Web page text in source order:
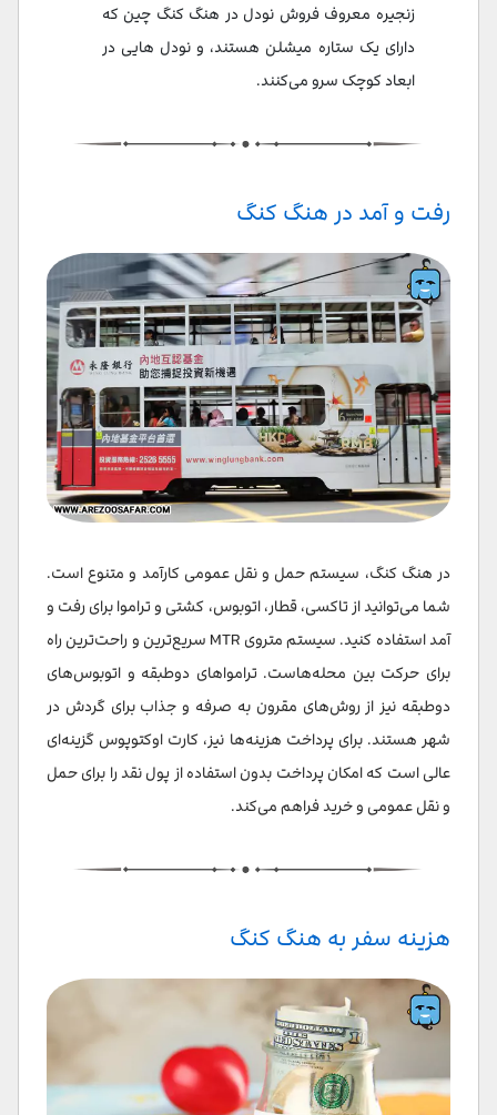
زنجیره معروف فروش نودل در هنگ کنگ چین که
دارای یک ستاره میشلن هستند، و نودل هایی در
ابعاد کوچک سرو می‌کنند.
رفت و آمد در هنگ کنگ
در هنگ کنگ، سیستم حمل و نقل عمومی کارآمد و متنوع است.
شما می‌توانید از تاکسی، قطار، اتوبوس، کشتی و تراموا برای رفت و
آمد استفاده کنید. سیستم متروی MTR سریع‌ترین و راحت‌ترین راه
برای حرکت بین محله‌هاست. ترامواهای دوطبقه و اتوبوس‌های
دوطبقه نیز از روش‌های مقرون به صرفه و جذاب برای گردش در
شهر هستند. برای پرداخت هزینه‌ها نیز، کارت اوکتوپوس گزینه‌ای
عالی است که امکان پرداخت بدون استفاده از پول نقد را برای حمل
و نقل عمومی و خرید فراهم می‌کند.
هزینه سفر به هنگ کنگ